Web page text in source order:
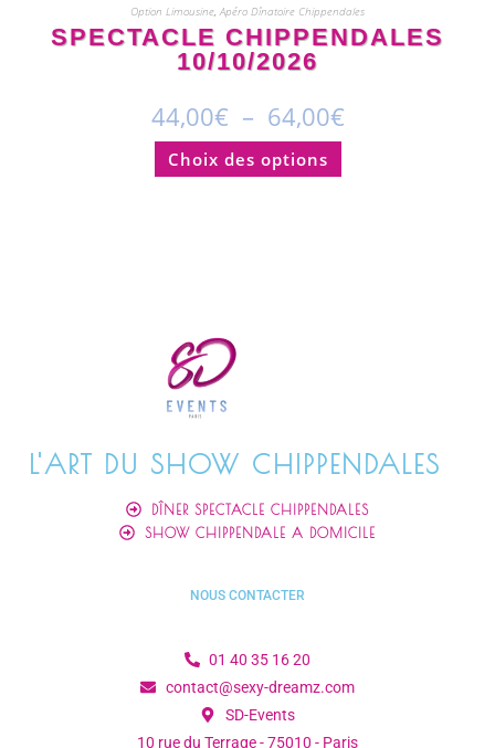
Option Limousine Apéro Dînatoire Chippendales
SPECTACLE CHIPPENDALES
10/10/2026
44,00€ – 64,00€
Choix des options
L'ART DU SHOW CHIPPENDALES
DÎNER SPECTACLE CHIPPENDALES
SHOW CHIPPENDALE A DOMICILE
NOUS CONTACTER
01 40 35 16 20
contact@sexy-dreamz.com
SD-Events
10 rue du Terrage - 75010 - Paris